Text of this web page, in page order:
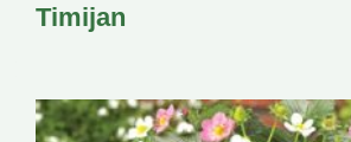
Timijan